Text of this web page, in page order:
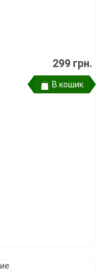
299 грн.
В кошик